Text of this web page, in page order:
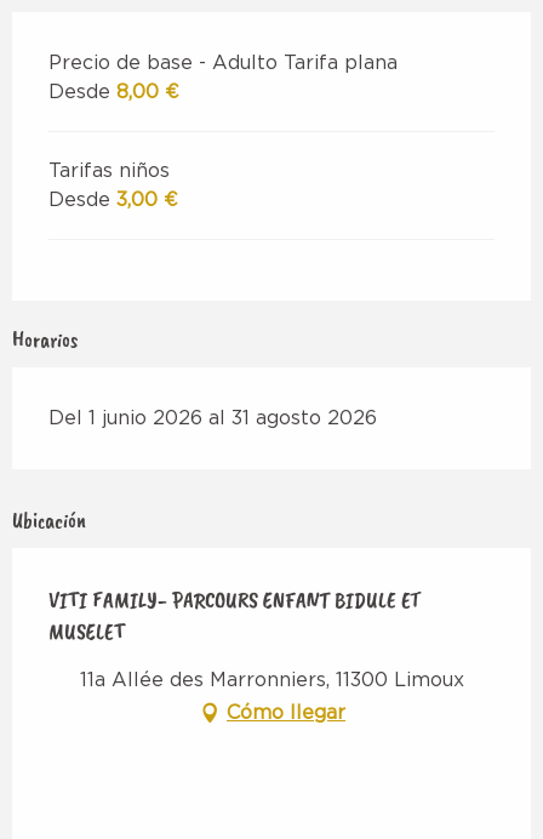
Precio de base - Adulto Tarifa plana
Desde 8,00 €
Tarifas niños
Desde 3,00 €
Horarios
Del 1 junio 2026 al 31 agosto 2026
Ubicación
VITI FAMILY- PARCOURS ENFANT BIDULE ET
MUSELET
11a Allée des Marronniers, 11300 Limoux
Cómo llegar